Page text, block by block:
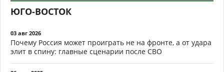
ЮГО-ВОСТОК
03 авг 2026
Почему Россия может проиграть не на фронте, а от удара
элит в спину: главные сценарии после СВО